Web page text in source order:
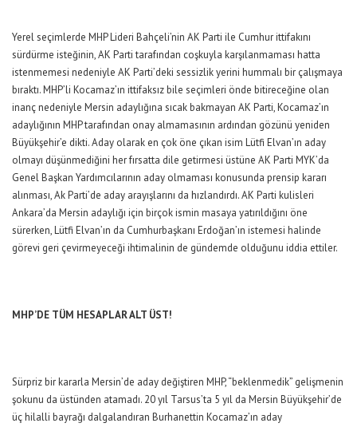
Yerel seçimlerde MHP Lideri Bahçeli’nin AK Parti ile Cumhur ittifakını
sürdürme isteğinin, AK Parti tarafından coşkuyla karşılanmaması hatta
istenmemesi nedeniyle AK Parti’deki sessizlik yerini hummalı bir çalışmaya
bıraktı. MHP’li Kocamaz’ın ittifaksız bile seçimleri önde bitireceğine olan
inanç nedeniyle Mersin adaylığına sıcak bakmayan AK Parti, Kocamaz’ın
adaylığının MHP tarafından onay almamasının ardından gözünü yeniden
Büyükşehir’e dikti. Aday olarak en çok öne çıkan isim Lütfi Elvan’ın aday
olmayı düşünmediğini her fırsatta dile getirmesi üstüne AK Parti MYK’da
Genel Başkan Yardımcılarının aday olmaması konusunda prensip kararı
alınması, Ak Parti’de aday arayışlarını da hızlandırdı. AK Parti kulisleri
Ankara’da Mersin adaylığı için birçok ismin masaya yatırıldığını öne
sürerken, Lütfi Elvan’ın da Cumhurbaşkanı Erdoğan’ın istemesi halinde
görevi geri çevirmeyeceği ihtimalinin de gündemde olduğunu iddia ettiler.
MHP’DE TÜM HESAPLAR ALT ÜST!
Sürpriz bir kararla Mersin’de aday değiştiren MHP, “beklenmedik” gelişmenin
şokunu da üstünden atamadı. 20 yıl Tarsus’ta 5 yıl da Mersin Büyükşehir’de
üç hilalli bayrağı dalgalandıran Burhanettin Kocamaz’ın aday